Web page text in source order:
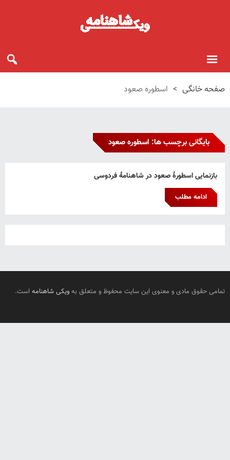
صفحه خانگی > اسطوره صعود
بایگانی برچسب ها: اسطوره صعود
بازنمایی اسطورۀ صعود در شاهنامۀ فردوسی
ادامه مطلب
تمامی حقوق مادی و معنوی این سایت محفوظ و متعلق به ویکی شاهنامه است.